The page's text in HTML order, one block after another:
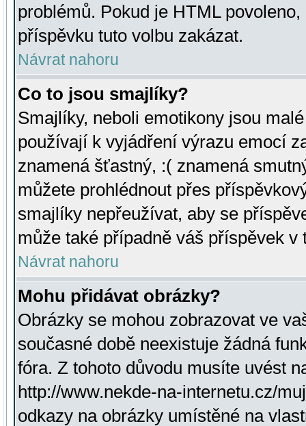
problémů. Pokud je HTML
příspěvku tuto volbu zakázat.
Návrat nahoru
Co to jsou smajlíky?
Smajlíky, neboli emotikony jsou
používají k vyjádření výrazu emocí
znamená šťastný, :( znamená
můžete prohlédnout přes
smajlíky nepřeužívat, aby se
může také případně váš příspěvek v
Návrat nahoru
Mohu přidávat obrázky?
Obrázky se mohou zobrazovat ve
současné době neexistuje žádná
fóra. Z tohoto důvodu musíte uvést
http://www.nekde-na-internetu.cz/
odkazy na obrázky umístěné na